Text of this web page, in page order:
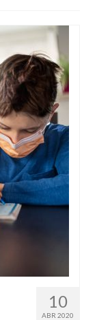
10
ABR 2020